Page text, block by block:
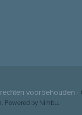
rechten voorbehouden ·
. Powered by Nimbu.